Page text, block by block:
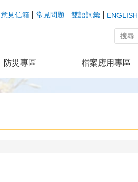
意見信箱 常見問題 雙語詞彙 ENGLISH
防災專區 檔案應用專區